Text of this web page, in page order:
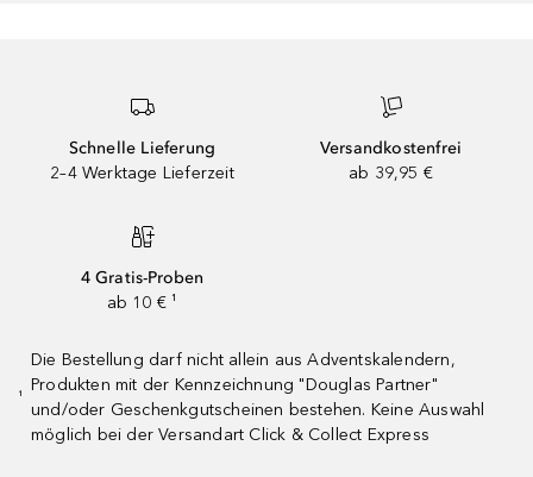
Schnelle Lieferung
2–4 Werktage Lieferzeit
Versandkostenfrei
ab 39,95 €
4 Gratis-Proben
ab 10 € ¹
¹
Die Bestellung darf nicht allein aus Adventskalendern,
Produkten mit der Kennzeichnung "Douglas Partner"
und/oder Geschenkgutscheinen bestehen. Keine Auswahl
möglich bei der Versandart Click & Collect Express